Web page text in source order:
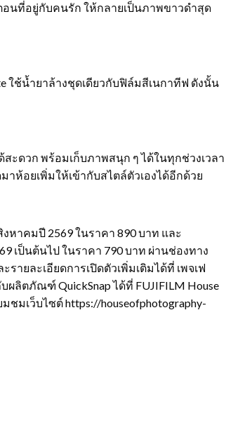
อนที่อยู่กับคนรัก ให้กลายเป็นภาพขาวดำสุด
ใช้น้ำยาล้างชุดเดียวกับฟิล์มสีเนกาทีฟ ดังนั้น
ะดวก พร้อมเก็บภาพสนุก ๆ ได้ในทุกช่วงเวลา
ห้อยเพิ่มให้เข้ากับสไตล์ตัวเองได้อีกด้วย
หาคมปี 2569 ในราคา 890 บาท และ
เป็นต้นไป ในราคา 790 บาท ผ่านช่องทาง
ยละเอียดการเปิดตัวเพิ่มเติมได้ที่ เพจเฟ
ผลิตภัณฑ์ QuickSnap ได้ที่ FUJIFILM House
ชมเว็บไซต์ https://houseofphotography-